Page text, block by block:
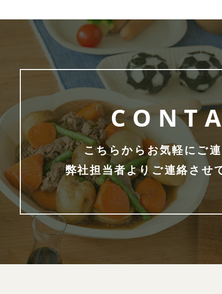
こちらからお気軽にご
弊社担当者よりご連絡させ